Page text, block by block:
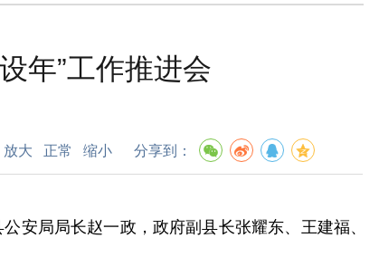
年”工作推进会
放大 正常 缩小 分享到：
安局局长赵一政，政府副县长张耀东、王建福、